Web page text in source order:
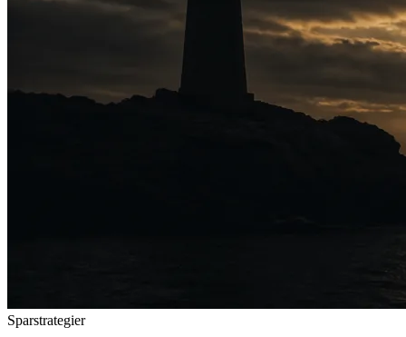
Sparstrategier